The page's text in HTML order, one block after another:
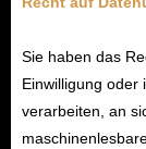
Sie haben das
Einwilligung oder
verarbeiten, an